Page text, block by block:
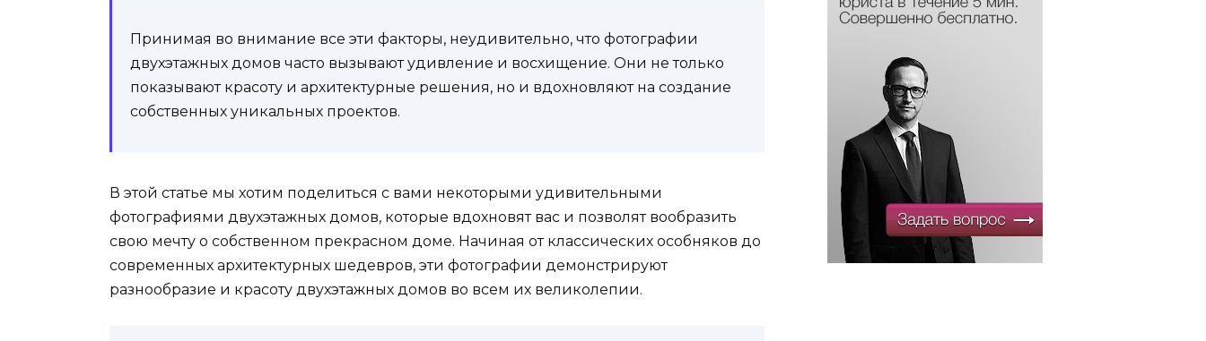
Принимая во внимание все эти факторы, неудивительно, что фотографии
двухэтажных домов часто вызывают удивление и восхищение. Они не только
показывают красоту и архитектурные решения, но и вдохновляют на создание
собственных уникальных проектов.
В этой статье мы хотим поделиться с вами некоторыми удивительными
фотографиями двухэтажных домов, которые вдохновят вас и позволят вообразить
свою мечту о собственном прекрасном доме. Начиная от классических особняков до
современных архитектурных шедевров, эти фотографии демонстрируют
разнообразие и красоту двухэтажных домов во всем их великолепии.